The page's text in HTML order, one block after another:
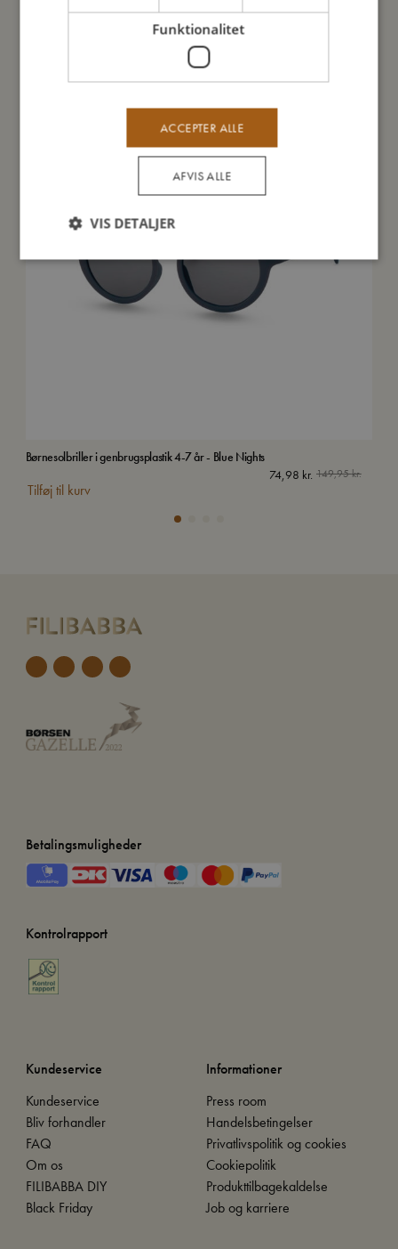
Du vil måske også kunne lide
Børnesolbriller i genbrugsplastik 4-7 år - Blue Nights
149,95kr.
74,98 kr.
Tilføj til kurv
Betalingsmuligheder
Kontrolrapport
Kundeservice
Kundeservice
Bliv forhandler
FAQ
Om os
FILIBABBA DIY
Black Friday
Informationer
Press room
Handelsbetingelser
Privatlivspolitik og cookies
Cookiepolitik
Produkttilbagekaldelse
Job og karriere
Funktionalitet
ACCEPTER ALLE
AFVIS ALLE
VIS DETALJER